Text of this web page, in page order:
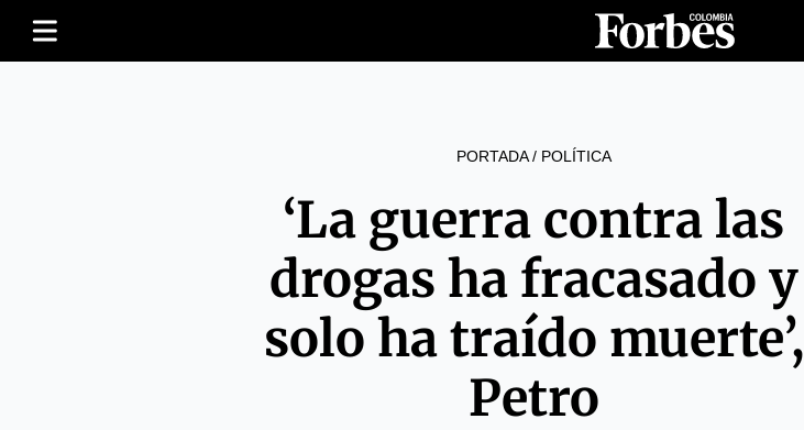
PORTADA/ POLÍTICA
‘La guerra contra las
drogas ha fracasado y
solo ha traído muerte’,
Petro